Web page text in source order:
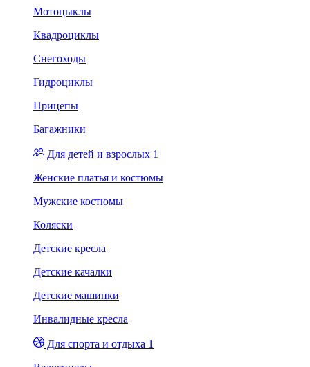
Мотоцыклы
Квадроциклы
Снегоходы
Гидроциклы
Прицепы
Багажники
Для детей и взрослых 1
Женские платья и костюмы
Мужские костюмы
Коляски
Детские кресла
Детские качалки
Детские машинки
Инвалидные кресла
Для спорта и отдыха 1